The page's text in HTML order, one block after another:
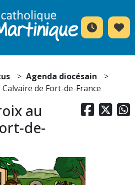
Agenda diocésain
de Fort-de-France
  
au
de-